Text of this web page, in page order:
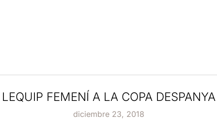
LEQUIP FEMENÍ A LA COPA DESPANYA
diciembre 23, 2018